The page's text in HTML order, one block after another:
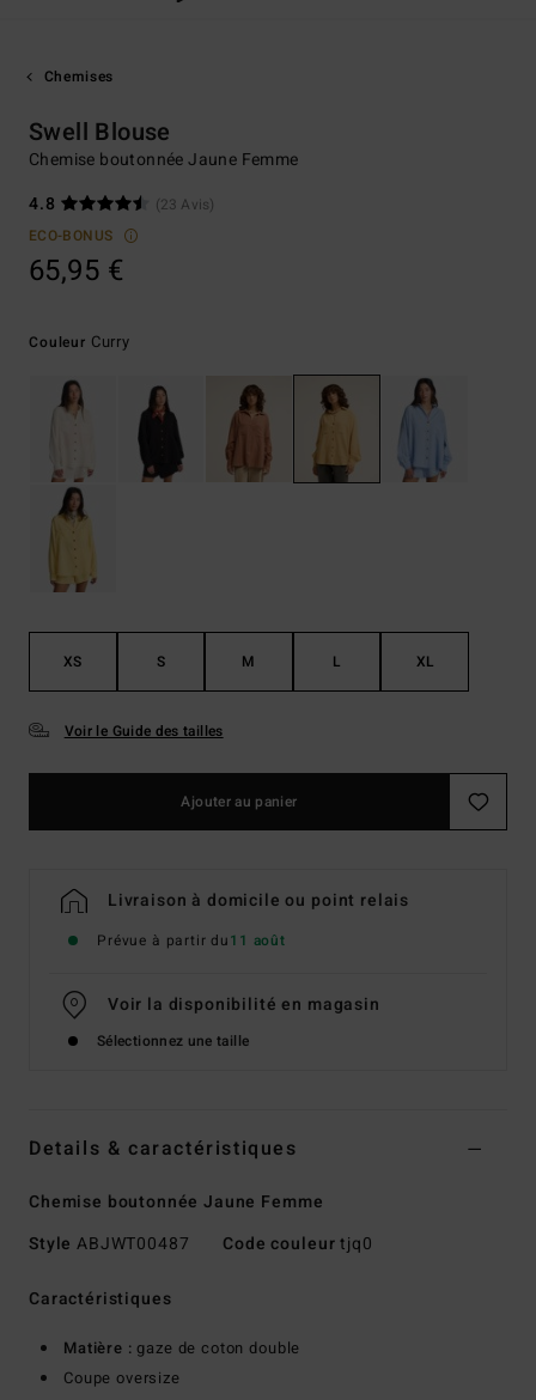
Chemises
Swell Blouse
Chemise boutonnée Jaune Femme
4.8
(23 Avis)
ECO-BONUS
65,95 €
Couleur Curry
XS S M L XL
Voir le Guide des tailles
Ajouter au panier
Livraison à domicile ou point relais
Prévue à partir du11 août
Voir la disponibilité en magasin
Sélectionnez une taille
Details & caractéristiques
Chemise boutonnée Jaune Femme
Style ABJWT00487 Code couleurtjq0
Caractéristiques
Matière : gaze de coton double
Coupe oversize